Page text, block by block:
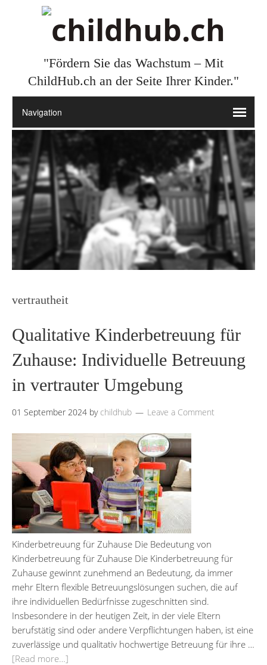
"Fördern Sie das Wachstum – Mit
ChildHub.ch an der Seite Ihrer Kinder."
vertrautheit
Qualitative Kinderbetreuung für
Zuhause: Individuelle Betreuung
in vertrauter Umgebung
01 September 2024 by childhub Leave a Comment
Kinderbetreuung für Zuhause Die Bedeutung von
Kinderbetreuung für Zuhause Die Kinderbetreuung für
Zuhause gewinnt zunehmend an Bedeutung, da immer
mehr Eltern flexible Betreuungslösungen suchen, die auf
ihre individuellen Bedürfnisse zugeschnitten sind.
Insbesondere in der heutigen Zeit, in der viele Eltern
berufstätig sind oder andere Verpflichtungen haben, ist eine
zuverlässige und qualitativ hochwertige Betreuung für ihre …
[Read more…]